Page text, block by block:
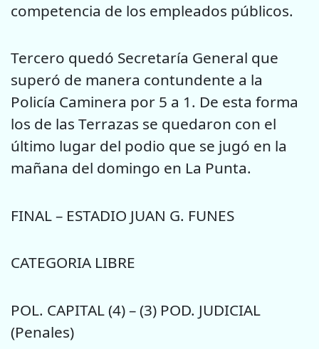
competencia de los empleados públicos.
Tercero quedó Secretaría General que
superó de manera contundente a la
Policía Caminera por 5 a 1. De esta forma
los de las Terrazas se quedaron con el
último lugar del podio que se jugó en la
mañana del domingo en La Punta.
FINAL – ESTADIO JUAN G. FUNES
CATEGORIA LIBRE
POL. CAPITAL (4) – (3) POD. JUDICIAL
(Penales)